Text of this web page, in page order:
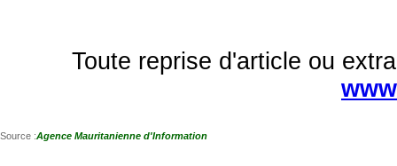
Toute reprise d'article ou
Source :Agence Mauritanienne d'Information